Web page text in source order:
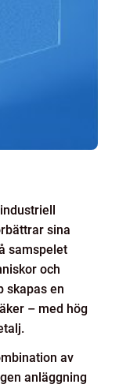
sina
samspelet
och
skapas en
– med hög
av
anläggning